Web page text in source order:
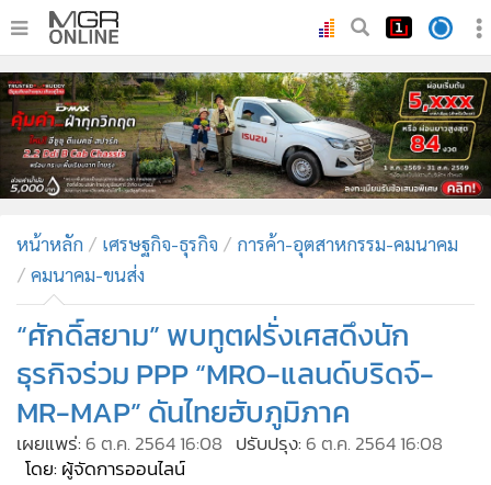
• หน้าหลัก
• ทันเหตุการณ์
• ภาคใต้
• ภูมิภาค
• บันเทิง
• ผู้จัดการรายวัน
• คอลัมนิสต์
• CbizReview
• Cyber BIZ
• ผู้จัดกวน
หน้าหลัก เศรษฐกิจ-ธุรกิจ
การค้า-อุตสาหกรรม-คมนาคม
คมนาคม-ขนส่ง
“ศักดิ์สยาม” พบทูตฝรั่งเศสดึงนัก
ธุรกิจร่วม PPP “MRO-แลนด์บริดจ์-
MR-MAP” ดันไทยฮับภูมิภาค
เผยแพร่:6 ต.ค. 2564 16:08 ปรับปรุง:6 ต.ค. 2564 16:08
โดย: ผู้จัดการออนไลน์